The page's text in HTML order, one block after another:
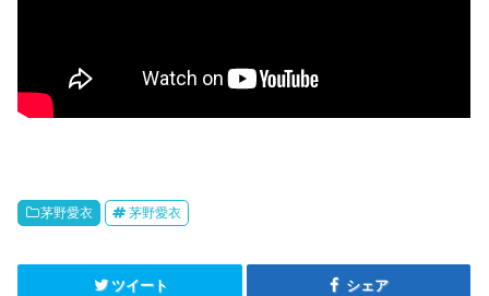
茅野愛衣 茅野愛衣
ツイート シェア